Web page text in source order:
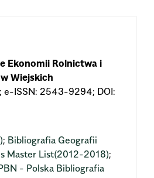
Ekonomii Rolnictwa i
Wiejskich
e-ISSN: 2543-9294; DOI:
; Bibliografia Geografii
Master List(2012-2018);
- Polska Bibliografia